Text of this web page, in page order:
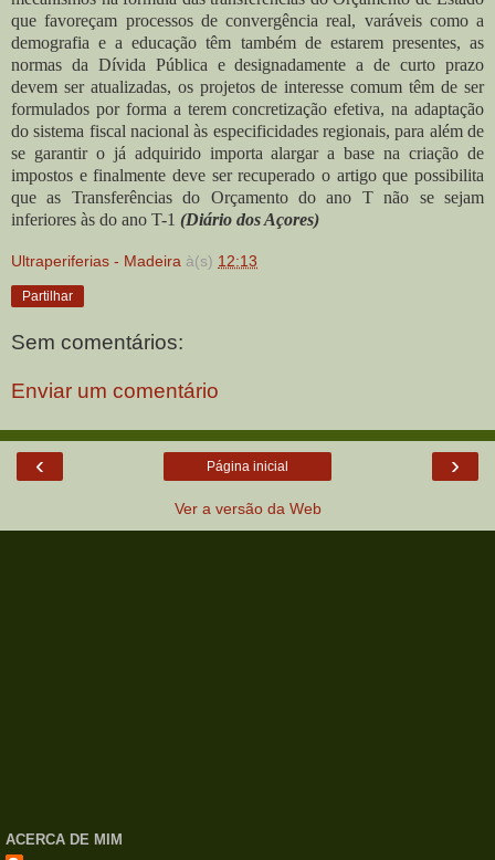
que favoreçam processos de convergência real, varáveis como a
demografia e a educação têm também de estarem presentes, as
normas da Dívida Pública e designadamente a de curto prazo
devem ser atualizadas, os projetos de interesse comum têm de ser
formulados por forma a terem concretização efetiva, na adaptação
do sistema fiscal nacional às especificidades regionais, para além de
se garantir o já adquirido importa alargar a base na criação de
impostos e finalmente deve ser recuperado o artigo que possibilita
que as Transferências do Orçamento do ano T não se sejam
inferiores às do ano T-1 (Diário dos Açores)
Ultraperiferias - Madeira à(s) 12:13
Partilhar
Sem comentários:
Enviar um comentário
‹ ›
Página inicial
Ver a versão da Web
ACERCA DE MIM